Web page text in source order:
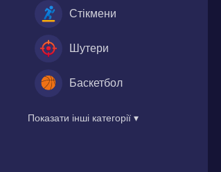
Стікмени
Шутери
Баскетбол
Показати інші категорії ▾